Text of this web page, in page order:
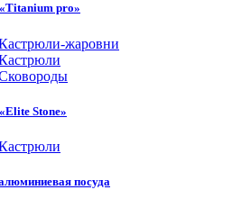
pro»
жаровни
Stone»
посуда